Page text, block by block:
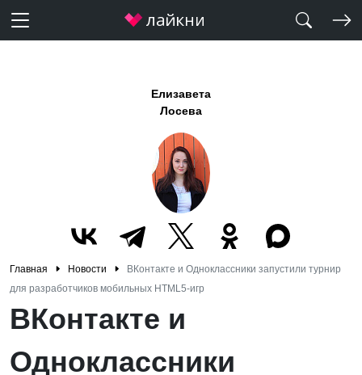
Елизавета
Лосева
Главная Новости
ВКонтакте и Одноклассники запустили турнир
для разработчиков мобильных HTML5-игр
ВКонтакте и
Одноклассники